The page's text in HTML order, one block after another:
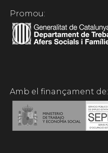
Promou:
Amb el finançament de: